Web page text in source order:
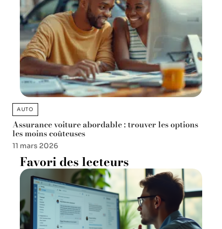
AUTO
Assurance voiture abordable : trouver les options
les moins coûteuses
11 mars 2026
Favori des lecteurs